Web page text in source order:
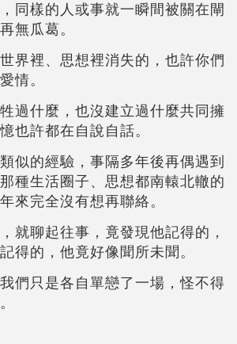
同樣的人或事就一瞬間被關在閘
無瓜葛。
界裡、思想裡消失的，也許你們
情。
過什麼，也沒建立過什麼共同擁
也許都在自說自話。
似的經驗，事隔多年後再偶遇到
種生活圈子、思想都南轅北轍的
來完全沒有想再聯絡。
就聊起往事，竟發現他記得的，
得的，他竟好像聞所未聞。
們只是各自單戀了一場，怪不得